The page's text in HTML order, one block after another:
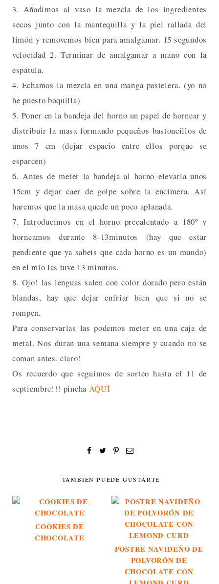
3. Añadimos al vaso la mezcla de los ingredientes
secos junto con la mantequilla y la piel rallada del
limón y removemos bien para amalgamar. 15 segundos
velocidad 2. Terminar de amalgamar a mano con la
espátula.
4. Echamos la mezcla en una manga pastelera. (yo no
he puesto boquilla)
5. Poner en la bandeja del horno un papel de hornear y
distribuir la masa formando pequeños bastoncillos de
unos 7 cm (dejar espacio entre ellos porque se
esparcen)
6. Antes de meter la bandeja al horno elevarla unos
15cm y dejar caer de golpe sobre la encimera. Así
haremos que la masa quede un poco aplanada.
7. Introducimos en el horno precalentado a 180º y
horneamos durante 8-13minutos (hay que estar
pendiente que ya sabeis que cada horno es un mundo)
en el mío las tuve 13 minutos.
8. Ojo! las lenguas salen con color dorado pero están
blandas, hay que dejar enfriar bien que si no se
rompen.
Para conservarlas las podemos meter en una caja de
metal. Nos duran una semana siempre y cuando no se
coman antes, claro!
Os recuerdo que seguimos de sorteo hasta el 11 de
septiembre!!! pincha AQUÍ
TAMBIÉN PUEDE GUSTARTE
COOKIES DE
CHOCOLATE
POSTRE NAVIDEÑO DE
POLVORÓN DE
CHOCOLATE CON